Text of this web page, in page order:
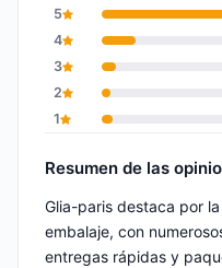
5
4
3
2
1
Resumen de las
Glia-paris destaca por
embalaje, con
entregas rápidas y